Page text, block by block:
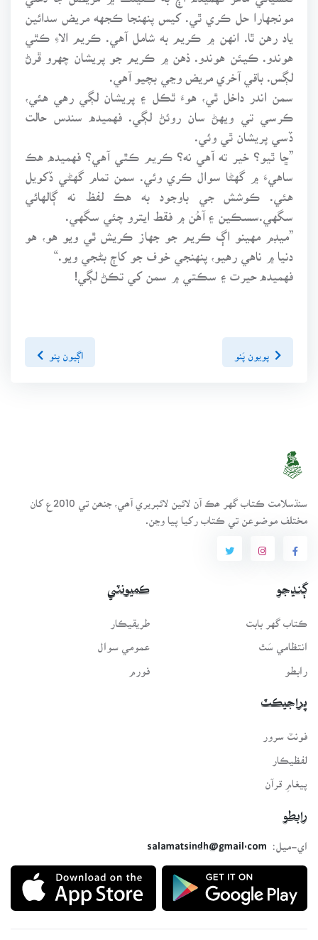
مونجهارا حل ڪري ٿي. کيس پنهنجا ڪجهه مريض سدائين
ياد رهن ٿا. انهن ۾ ڪريم به شامل آهي. ڪريم الاءِ ڪٿي
هوندو. ڪيئن هوندو. ذهن ۾ ڪريم جو پريشان چهرو ڦرڻ
لڳس. باقي آخري مريض وڃي بچيو آهي.
سمن اندر داخل ٿي، هوءَ ٿڪل ۽ پريشان لڳي رهي هئي،
ڪرسي تي ويهڻ سان روئڻ لڳي. فهميده سندس حالت
ڏسي پريشان ٿي وئي.
”ڇا ٿيو؟ خير ته آهي نه؟ ڪريم ڪٿي آهي؟ فهميده هڪ
ساهيءَ ۾ گهڻا سوال ڪري وئي. سمن تمام گهڻي ڏکويل
هئي. ڪوشش جي باوجود به هڪ لفظ نه ڳالهائي
سگهي.سسڪين ۽ آهُن ۾ فقط ايترو چئي سگهي.
”ميڊم مهينو اڳ ڪريم جو جهاز ڪريش ٿي ويو هو، هو
دنيا ۾ ناهي رهيو، پنهنجي خوف جو کاڄ بڻجي ويو.“
فهميده حيرت ۽ سڪتي ۾ سمن کي تڪڻ لڳي!
اڳيون پنو
سنڌسلامت ڪتاب گهر ھڪ آن لائين لائبريري آھي، جنھن تي 2010ع کان
مختلف موضوعن تي ڪتاب رکيا پيا وڃن.
ڳنڍجو
ڪتاب گهر بابت
انتظامي سَٿ
رابطو
ڪميونٽي
طريقيڪار
عمومي سوال
فورم
پراجيڪٽ
فونٽ سرور
لفظيڪار
پيغامِ قرآن
رابطو
اي-ميل:
salamatsindh@gmail.com